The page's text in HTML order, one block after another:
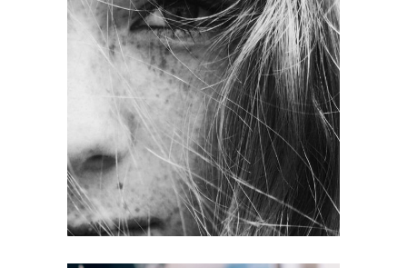
LAYERS
COLORING